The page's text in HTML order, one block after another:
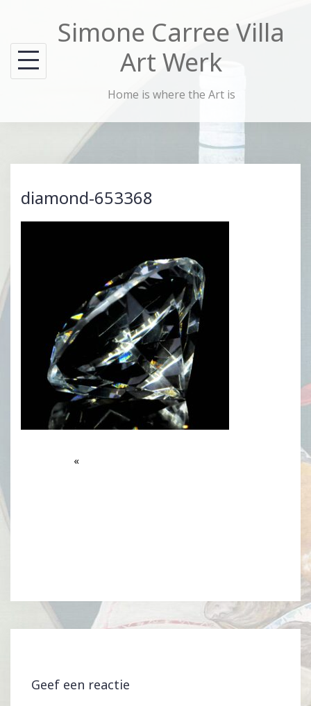
content
Simone Carree Villa
Art Werk
Home is where the Art is
diamond-653368
Geef een reactie